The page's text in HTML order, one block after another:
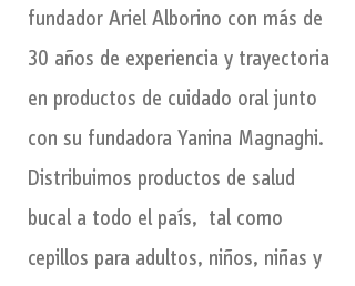
fundador Ariel Alborino con más de
30 años de experiencia y trayectoria
en productos de cuidado oral junto
con su fundadora Yanina Magnaghi.
Distribuimos productos de salud
bucal a todo el país, tal como
cepillos para adultos, niños, niñas y